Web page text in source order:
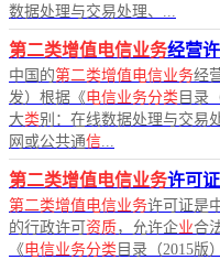
数据处理与交易处理、...
第二类增值电信业务经营
中国的第二类增值电信业务经
发）根据《电信业务分类 目录
大类别：在线数据处理与交易
网或公共通信...
第二类增值电信业务许可
第二类增值电信业务许可证是
的行政许可 资质，允许企业合
《电信业务分类 目录（2015版